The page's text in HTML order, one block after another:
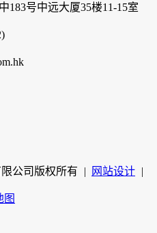
183号中远大厦35楼11-15室
公司版权所有 | 网站设计 |
图